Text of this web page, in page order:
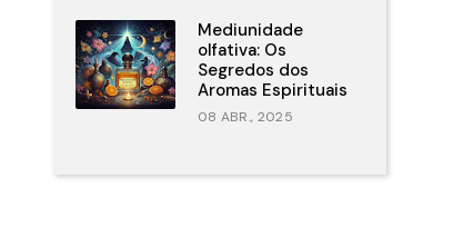
Mediunidade
olfativa: Os
Segredos dos
Aromas Espirituais
08 ABR., 2025